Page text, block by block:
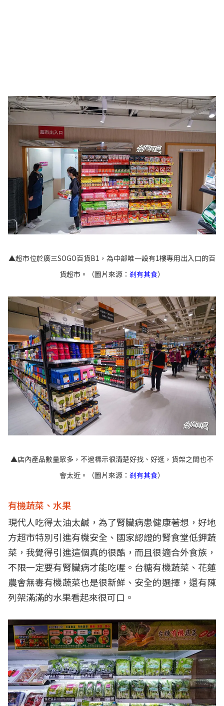
▲超市位於廣三SOGO百貨B1，為中部唯一設有1樓專用出入口的百
貨超市。（圖片來源： 剎有其食）
▲店內產品數量眾多，不過標示很清楚好找、好逛，貨架之間也不
會太近。（圖片來源： 剎有其食）
有機蔬菜、水果
現代人吃得太油太鹹，為了腎臟病患健康著想，好地
方超市特別引進有機安全、國家認證的腎食堂低鉀蔬
菜，我覺得引進這個真的很酷，而且很適合外食族，
不限一定要有腎臟病才能吃喔。台糖有機蔬菜、花蓮
農會無毒有機蔬菜也是很新鮮、安全的選擇，還有陳
列架滿滿的水果看起來很可口。